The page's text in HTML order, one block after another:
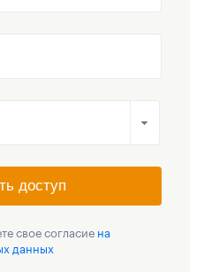
доступ
свое согласие на
данных